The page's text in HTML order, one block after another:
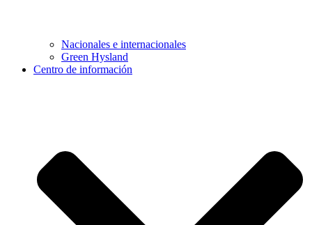
Nacionales e internacionales
Green Hysland
Centro de información